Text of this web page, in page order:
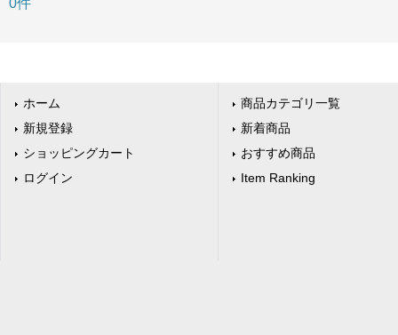
ホーム
新規登録
ショッピングカート
ログイン
商品カテゴリ一覧
新着商品
おすすめ商品
Item Ranking